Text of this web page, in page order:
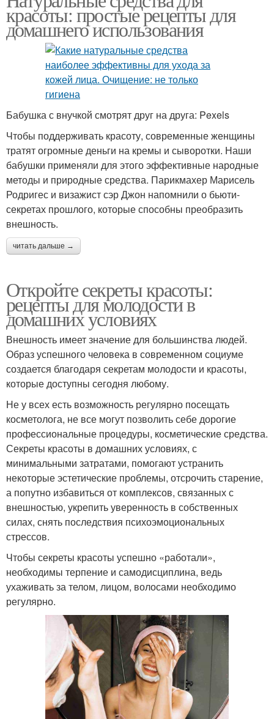
красоты: простые рецепты для
домашнего использования
Бабушка с внучкой смотрят друг на друга: Pexels
Чтобы поддерживать красоту, современные женщины
тратят огромные деньги на кремы и сыворотки. Наши
бабушки применяли для этого эффективные народные
методы и природные средства. Парикмахер Марисель
Родригес и визажист сэр Джон напомнили о бьюти-
секретах прошлого, которые способны преобразить
внешность.
читать дальше →
Откройте секреты красоты:
рецепты для молодости в
домашних условиях
Внешность имеет значение для большинства людей.
Образ успешного человека в современном социуме
создается благодаря секретам молодости и красоты,
которые доступны сегодня любому.
Не у всех есть возможность регулярно посещать
косметолога, не все могут позволить себе дорогие
профессиональные процедуры, косметические средства.
Секреты красоты в домашних условиях, с
минимальными затратами, помогают устранить
некоторые эстетические проблемы, отсрочить старение,
а попутно избавиться от комплексов, связанных с
внешностью, укрепить уверенность в собственных
силах, снять последствия психоэмоциональных
стрессов.
Чтобы секреты красоты успешно «работали»,
необходимы терпение и самодисциплина, ведь
ухаживать за телом, лицом, волосами необходимо
регулярно.